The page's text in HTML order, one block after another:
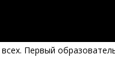
Первый